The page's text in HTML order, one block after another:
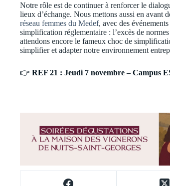
Notre rôle est de continuer à renforcer le
lieux d’échange. Nous mettons aussi en avant
réseau femmes du Medef, avec des
simplification réglementaire : l’excès de
attendons encore le fameux choc de
simplifier et adapter notre environnement
👉 REF 21 : Jeudi 7 novembre – Campus